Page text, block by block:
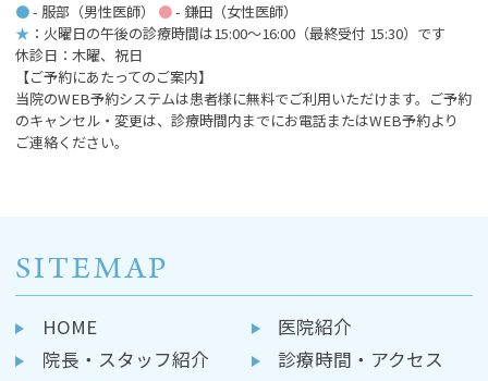
●- 服部（男性医師） ●- 鎌田（女性医師）
★ ：火曜日の午後の診療時間は15:00～16:00 （最終受付 15:30）です
休診日：木曜、祝日
【ご予約にあたってのご案内】
当院のWEB予約システムは患者様に無料でご利用いただけます。ご予約
のキャンセル・変更は、診療時間内までにお電話またはWEB予約より
ご連絡ください。
SITEMAP
HOME
医院紹介
院長・スタッフ紹介
診療時間・アクセス